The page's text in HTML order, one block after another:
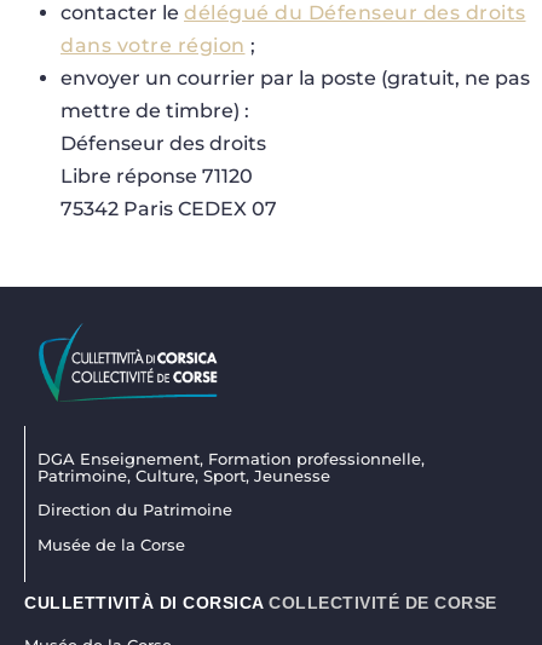
contacter le délégué du Défenseur des droits
dans votre région ;
envoyer un courrier par la poste (gratuit, ne pas
mettre de timbre) :
Défenseur des droits
Libre réponse 71120
75342 Paris CEDEX 07
DGA Enseignement, Formation professionnelle,
Patrimoine, Culture, Sport, Jeunesse
Direction du Patrimoine
Musée de la Corse
CULLETTIVITÀ DI CORSICA COLLECTIVITÉ DE CORSE